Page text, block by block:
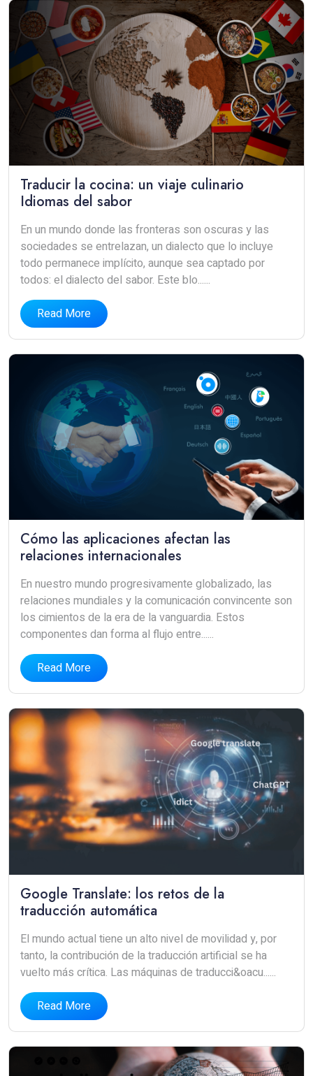
Traducir la cocina: un viaje culinario
Idiomas del sabor
En un mundo donde las fronteras son oscuras y las
sociedades se entrelazan, un dialecto que lo incluye
todo permanece implícito, aunque sea captado por
todos: el dialecto del sabor. Este blo......
Read More
Cómo las aplicaciones afectan las
relaciones internacionales
En nuestro mundo progresivamente globalizado, las
relaciones mundiales y la comunicación convincente son
los cimientos de la era de la vanguardia. Estos
componentes dan forma al flujo entre......
Read More
Google Translate: los retos de la
traducción automática
El mundo actual tiene un alto nivel de movilidad y, por
tanto, la contribución de la traducción artificial se ha
vuelto más crítica. Las máquinas de traducci&oacu......
Read More